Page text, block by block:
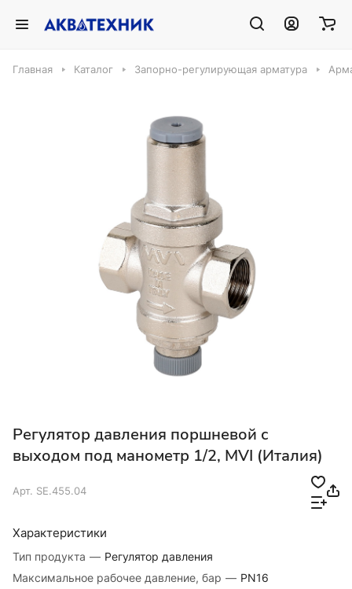
Главная Каталог Запорно-регулирующая арматура
Регулятор давления поршневой с
выходом под манометр 1/2, MVI (Италия)
Арт. SE.455.04
Характеристики
Тип продукта — Регулятор давления
Максимальное рабочее давление, бар — PN16